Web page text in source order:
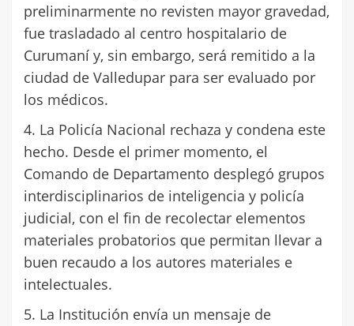
preliminarmente no revisten mayor gravedad,
fue trasladado al centro hospitalario de
Curumaní y, sin embargo, será remitido a la
ciudad de Valledupar para ser evaluado por
los médicos.
4. La Policía Nacional rechaza y condena este
hecho. Desde el primer momento, el
Comando de Departamento desplegó grupos
interdisciplinarios de inteligencia y policía
judicial, con el fin de recolectar elementos
materiales probatorios que permitan llevar a
buen recaudo a los autores materiales e
intelectuales.
5. La Institución envía un mensaje de